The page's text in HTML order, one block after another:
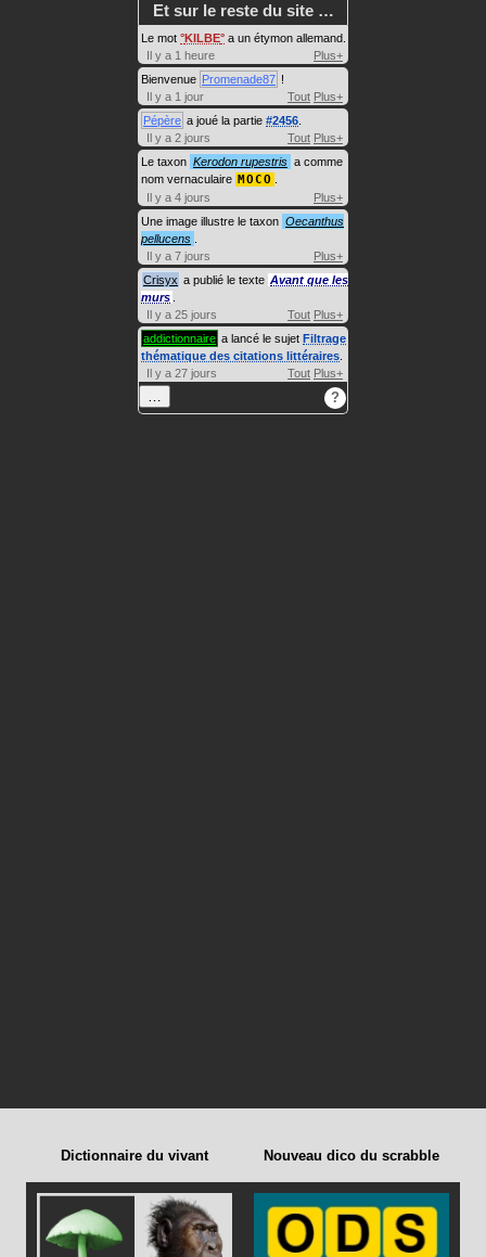
Et sur le reste du site …
Le mot KILBE a un étymon allemand.
Il y a 1 heure
Plus+
Bienvenue Promenade87 !
Il y a 1 jour
Tout Plus+
Pépère a joué la partie #2456
Il y a 2 jours
Tout Plus+
Le taxon Kerodon rupestris a comme
nom vernaculaire MOCO
Il y a 4 jours
Plus+
Une image illustre le taxon Oecanthus
pellucens
Il y a 7 jours
Plus+
Crisyx a publié le texte Avant que les
murs
Il y a 25 jours
Tout Plus+
addictionnaire a lancé le sujet Filtrage
thématique des citations littéraires
Il y a 27 jours
Tout Plus+
… ?
Dictionnaire du vivant Nouveau dico du scrabble